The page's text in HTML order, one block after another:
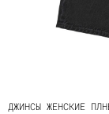
ДЖИНСЫ ЖЕНСКИЕ